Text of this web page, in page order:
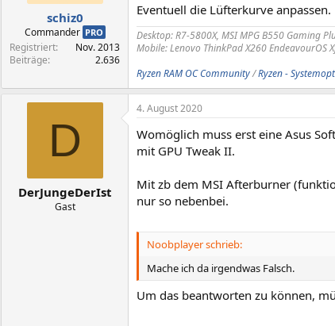
schiz0
Commander PRO
Registriert
Nov. 2013
Beiträge
2.636
Eventuell die Lüfterkurve anpassen.
Desktop: R7-5800X, MSI MPG B550 Gaming
Mobile: Lenovo ThinkPad X260 EndeavourOS
Ryzen RAM OC Community/Ryzen -
D
DerJungeDerIst
Gast
4. August 2020
Womöglich muss erst eine Asus
mit GPU Tweak II.
Mit zb dem MSI Afterburner
nur so nebenbei.
Noobplayer schrieb:
Mache ich da irgendwas Falsch.
Um das beantworten zu können,